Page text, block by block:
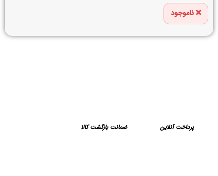
ناموجود
پرداخت آنلاین ضمانت بازگشت کالا